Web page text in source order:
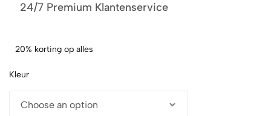
24/7 Premium Klantenservice
20% korting op alles
Kleur